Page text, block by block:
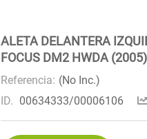
ALETA DELANTERA
FOCUS DM2 HWDA (2005)
Referencia: (No Inc.)
ID. 00634333/00006106